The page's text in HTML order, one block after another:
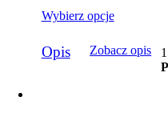
do
Wybierz opcje
produkt
Opis Zobacz opis 1